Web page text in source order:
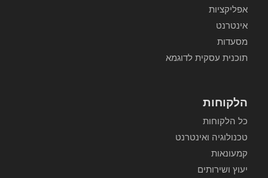
אפליקציות
אינטרנט
מסעדות
תוכנית עסקית לדוגמא
הלקוחות
כל הלקוחות
טכנולוגיה ואינטרנט
קמעונאות
יעוץ ושירותים